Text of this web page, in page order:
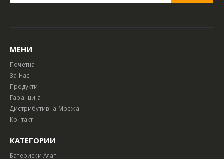
МЕНИ
Почетна
За Нас
Продукти
Гаранција
Дистрибутивна Мрежа
Контакт
КАТЕГОРИИ
Батериски Алат